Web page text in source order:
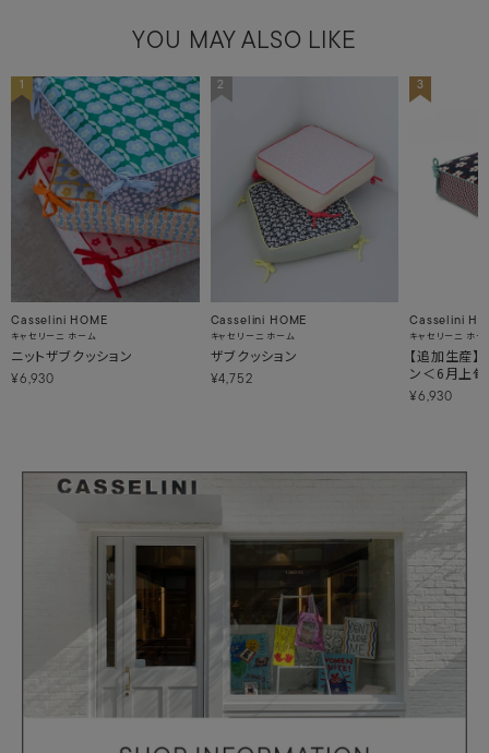
YOU MAY ALSO LIKE
1
Casselini HOME
キャセリーニ ホーム
ニットザブクッション
¥6,930
2
Casselini HOME
キャセリーニ ホーム
ザブクッション
¥4,752
3
Casselini
キャセリーニ ホー
【追加生産】
ン＜6月上
¥6,930